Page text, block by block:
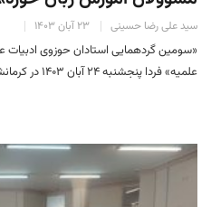
سید علی رضا حسینی ۲۳ آبان ۱۴۰۳
«سومین گردهمایی استادان حوزوی ادبیات
علمیه» فردا پنجشنبه ۲۴ آبان ۱۴۰۳ در کرمانشاه برگزار خواهد شد.